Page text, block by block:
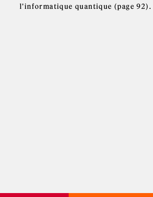
l'informatique quantique (page 92).